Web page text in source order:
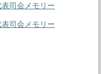
司会メモリー
司会メモリー